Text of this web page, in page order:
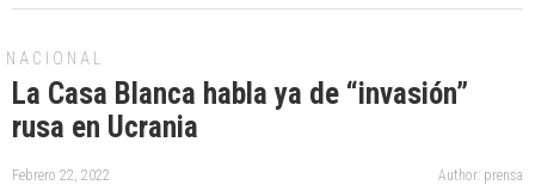
NACIONAL
La Casa Blanca habla ya de “invasión”
rusa en Ucrania
Febrero 22, 2022 Author: prensa